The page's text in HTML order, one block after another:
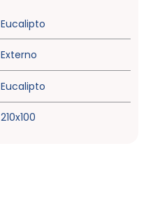
Eucalipto
Externo
Eucalipto
210x100